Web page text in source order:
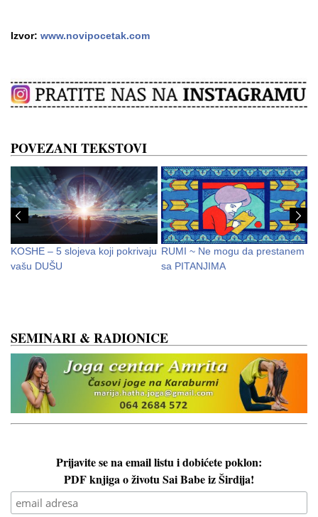
Izvor: www.novipocetak.com
POVEZANI TEKSTOVI
KOSHE – 5 slojeva koji pokrivaju
vašu DUŠU
RUMI ~ Ne mogu da prestanem
sa PITANJIMA
SEMINARI & RADIONICE
Prijavite se na email listu i dobićete poklon:
PDF knjiga o životu Sai Babe iz Širdija!